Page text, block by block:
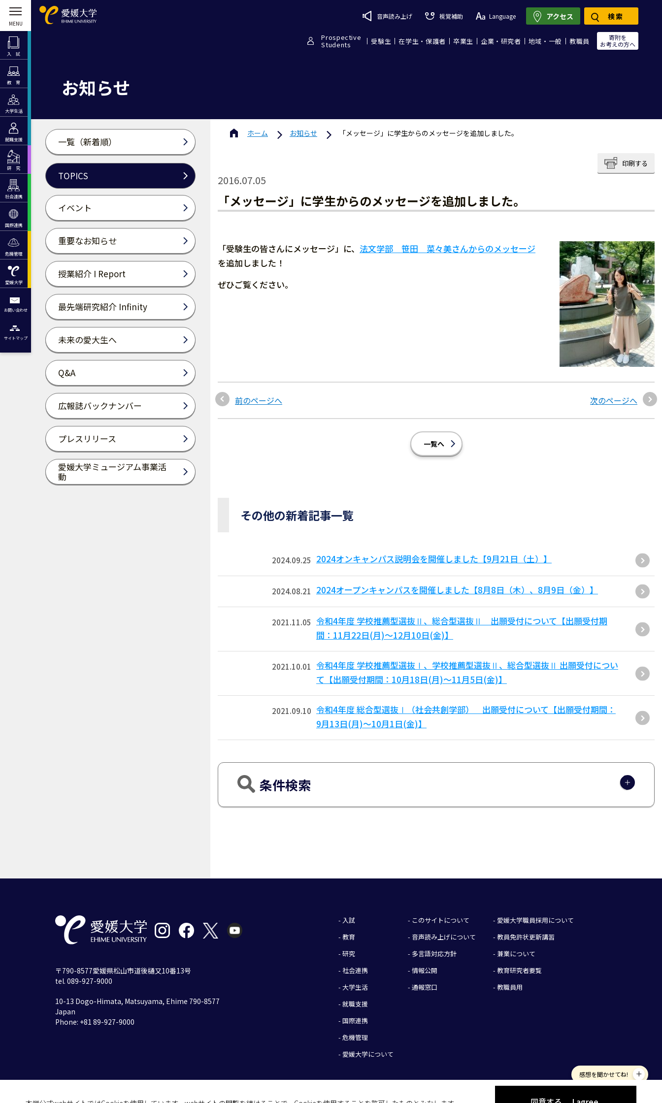
入 試
教 育
大学生活
就職支援
研 究
社会連携
国際連携
危機管理
愛媛大学
お問い合わせ
サイトマップ
音声読み上げ 視覚補助 Language
Prospective
Students 受験生 在学生・保護者 卒業生 企業・研究者 地域・一般 教職員
寄附を
お考えの方へ
アクセス 検索
お知らせ
一覧（新着順）
TOPICS
イベント
重要なお知らせ
授業紹介 I Report
最先端研究紹介 Infinity
未来の愛大生へ
Q&A
広報誌バックナンバー
プレスリリース
愛媛大学ミュージアム事業活
動
ホーム お知らせ 「メッセージ」に学生からのメッセージを追加しました。
印刷する
2016.07.05
「メッセージ」に学生からのメッセージを追加しました。
「受験生の皆さんにメッセージ」に、 法文学部 笹田 菜々美さんからのメッセージ
を追加しました！
ぜひご覧ください。
前のページへ 次のページへ
一覧へ
その他の新着記事一覧
2024.09.25 2024オンキャンパス説明会を開催しました【9月21日（土）】
2024.08.21 2024オープンキャンパスを開催しました【8月8日（木）、8月9日（金）】
2021.11.05 令和4年度 学校推薦型選抜Ⅱ、総合型選抜Ⅱ 出願受付について【出願受付期
間：11月22日(月)～12月10日(金)】
2021.10.01 令和4年度 学校推薦型選抜Ⅰ、学校推薦型選抜Ⅱ、総合型選抜Ⅱ 出願受付につい
て【出願受付期間：10月18日(月)～11月5日(金)】
2021.09.10 令和4年度 総合型選抜Ⅰ（社会共創学部） 出願受付について【出願受付期間：
9月13日(月)～10月1日(金)】
条件検索
感想を聞かせてね!
- 入試
- 教育
- 研究
- 社会連携
- 大学生活
- 就職支援
- 国際連携
- 危機管理
- 愛媛大学について
- このサイトについて
- 音声読み上げについて
- 多言語対応方針
- 情報公開
- 通報窓口
- 愛媛大学職員採用について
- 教員免許状更新講習
- 兼業について
- 教育研究者要覧
- 教職員用
〒790-8577愛媛県松山市道後樋又10番13号
tel. 089-927-9000
10-13 Dogo-Himata, Matsuyama, Ehime 790-8577
Japan
Phone: +81 89-927-9000